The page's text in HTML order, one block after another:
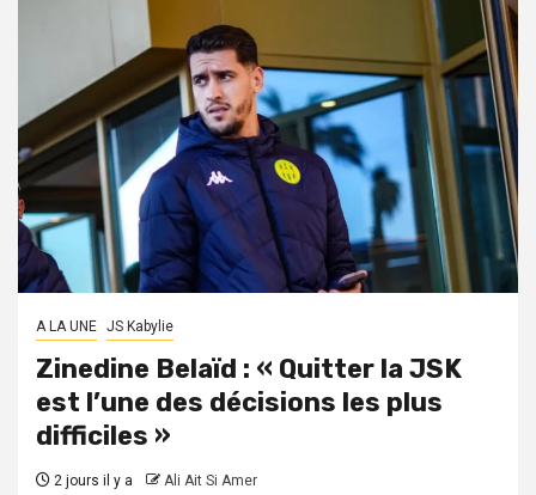
A LA UNE JS Kabylie
Zinedine Belaïd : « Quitter la JSK
est l’une des décisions les plus
difficiles »
2 jours il y a Ali Ait Si Amer